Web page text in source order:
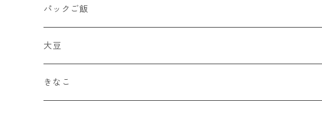
パックご飯
大豆
きなこ